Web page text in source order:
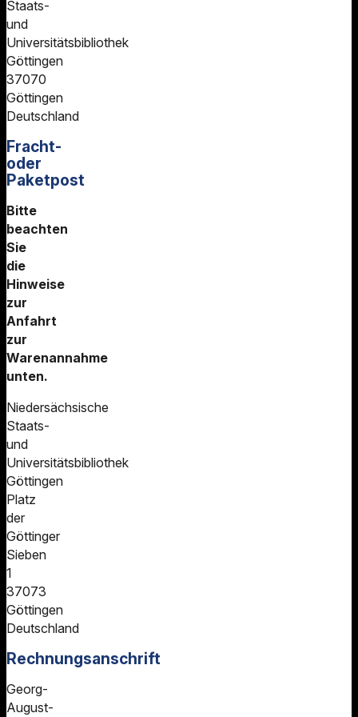
Staats-
und
Universitätsbibliothek
Göttingen
37070
Göttingen
Deutschland
Fracht-
oder
Paketpost
Bitte
beachten
Sie
die
Hinweise
zur
Anfahrt
zur
Warenannahme
unten.
Niedersächsische
Staats-
und
Universitätsbibliothek
Göttingen
Platz
der
Göttinger
Sieben
1
37073
Göttingen
Deutschland
Rechnungsanschrift
Georg-
August-